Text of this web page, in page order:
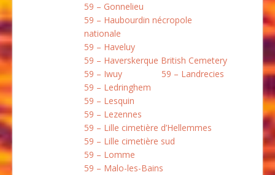
59 – Gonnelieu
59 – Haubourdin nécropole
nationale
59 – Haveluy
59 – Haverskerque British Cemetery
59 – Iwuy
59 – Landrecies
59 – Ledringhem
59 – Lesquin
59 – Lezennes
59 – Lille cimetière d’Hellemmes
59 – Lille cimetière sud
59 – Lomme
59 – Malo-les-Bains